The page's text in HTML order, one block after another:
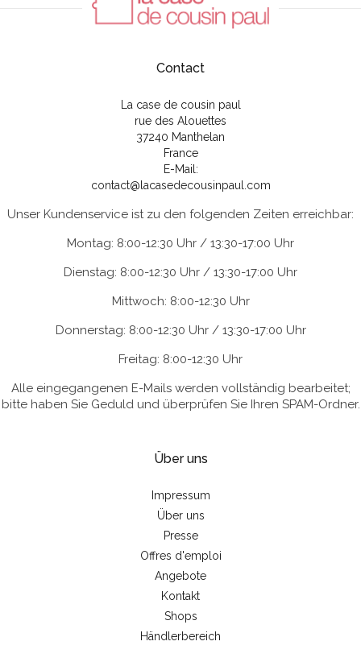
Contact
La case de cousin paul
rue des Alouettes
37240 Manthelan
France
E-Mail:
contact@lacasedecousinpaul.com
Unser Kundenservice ist zu den folgenden Zeiten erreichbar:
Montag: 8:00-12:30 Uhr / 13:30-17:00 Uhr
Dienstag: 8:00-12:30 Uhr / 13:30-17:00 Uhr
Mittwoch: 8:00-12:30 Uhr
Donnerstag: 8:00-12:30 Uhr / 13:30-17:00 Uhr
Freitag: 8:00-12:30 Uhr
Alle eingegangenen E-Mails werden vollständig bearbeitet;
bitte haben Sie Geduld und überprüfen Sie Ihren SPAM-Ordner.
Über uns
Impressum
Über uns
Presse
Offres d'emploi
Angebote
Kontakt
Shops
Händlerbereich